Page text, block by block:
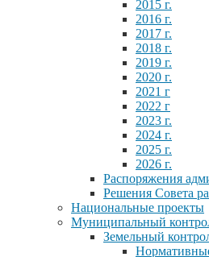
2015 г.
2016 г.
2017 г.
2018 г.
2019 г.
2020 г.
2021 г
2022 г
2023 г.
2024 г.
2025 г.
2026 г.
Распоряжения
Решения Совета
Национальные проекты
Муниципальный
Земельный